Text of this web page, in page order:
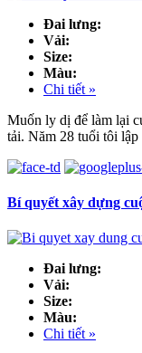
Đai lưng:
Vải:
Size:
Màu:
Chi tiết »
Muốn ly dị để làm lại
tải. Năm 28 tuổi tôi
Bí quyết xây dựng
Đai lưng:
Vải:
Size:
Màu:
Chi tiết »